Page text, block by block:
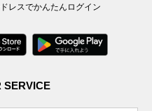
レスでかんたんログイン
SERVICE